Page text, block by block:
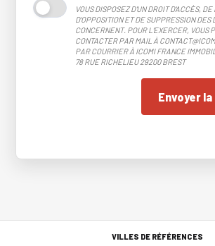
VOUS DISPOSEZ D'UN DROIT D'ACCÈS,
D'OPPOSITION ET DE SUPPRESSION DES
CONCERNENT. POUR L'EXERCER, VOUS
CONTACTER PAR MAIL À
PAR COURRIER À ICOMI FRANCE
78 RUE RICHELIEU 29200 BREST
Envoyer
VILLES DE RÉFÉRENCES